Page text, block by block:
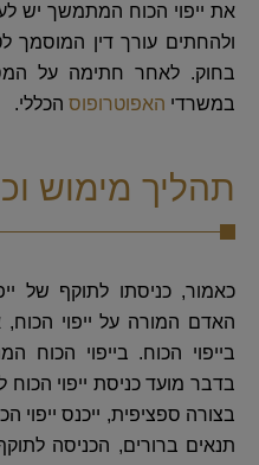
את ייפוי הכוח המתמשך יש
ולהחתים עורך דין המוסמך
בחוק. לאחר חתימה על
במשרדי האפוטרופוס הכללי.
תהליך מימוש
כאמור, כניסתו לתוקף של
האדם המורה על ייפוי הכוח,
בייפוי הכוח. בייפוי הכוח
בדבר מועד כניסת ייפוי
בצורה ספציפית, ייכנס
תנאים ברורים, הכניסה